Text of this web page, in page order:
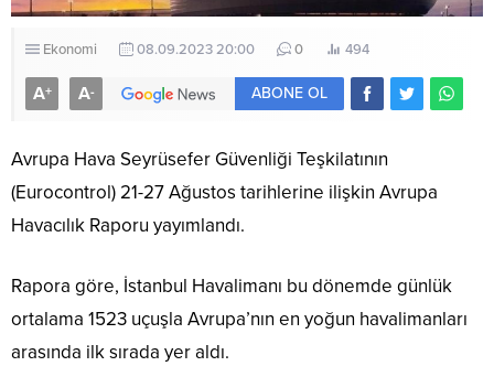
Ekonomi 08.09.2023 20:00 0 494
A+ A- ABONE OL
Avrupa Hava Seyrüsefer Güvenliği Teşkilatının
(Eurocontrol) 21-27 Ağustos tarihlerine ilişkin Avrupa
Havacılık Raporu yayımlandı.
Rapora göre, İstanbul Havalimanı bu dönemde günlük
ortalama 1523 uçuşla Avrupa’nın en yoğun havalimanları
arasında ilk sırada yer aldı.